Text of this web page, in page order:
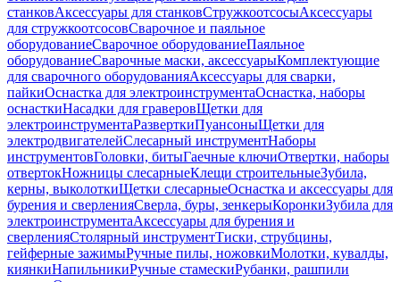
станковАксессуары для станковСтружкоотсосыАксессуары
для стружкоотсосовСварочное и паяльное
оборудованиеСварочное оборудованиеПаяльное
оборудованиеСварочные маски, аксессуарыКомплектующие
для сварочного оборудованияАксессуары для сварки,
пайкиОснастка для электроинструментаОснастка, наборы
оснасткиНасадки для граверовЩетки для
электроинструментаРазверткиПуансоныЩетки для
электродвигателейСлесарный инструментНаборы
инструментовГоловки, битыГаечные ключиОтвертки, наборы
отвертокНожницы слесарныеКлещи строительныеЗубила,
керны, выколоткиЩетки слесарныеОснастка и аксессуары для
бурения и сверленияСверла, буры, зенкерыКоронкиЗубила для
электроинструментаАксессуары для бурения и
сверленияСтолярный инструментТиски, струбцины,
гейферные зажимыРучные пилы, ножовкиМолотки, кувалды,
киянкиНапильникиРучные стамескиРубанки, рашпили